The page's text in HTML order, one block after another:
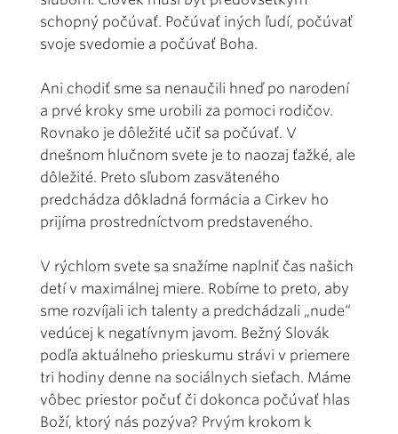
schopný počúvať. Počúvať iných ľudí, počúvať
svoje svedomie a počúvať Boha.
Ani chodiť sme sa nenaučili hneď po narodení
a prvé kroky sme urobili za pomoci rodičov.
Rovnako je dôležité učiť sa počúvať. V
dnešnom hlučnom svete je to naozaj ťažké, ale
dôležité. Preto sľubom zasväteného
predchádza dôkladná formácia a Cirkev ho
prijíma prostredníctvom predstaveného.
V rýchlom svete sa snažíme naplniť čas našich
detí v maximálnej miere. Robíme to preto, aby
sme rozvíjali ich talenty a predchádzali „nude“
vedúcej k negatívnym javom. Bežný Slovák
podľa aktuálneho prieskumu strávi v priemere
tri hodiny denne na sociálnych sieťach. Máme
vôbec priestor počuť či dokonca počúvať hlas
Boží, ktorý nás pozýva? Prvým krokom k